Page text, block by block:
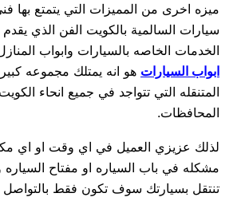
ميزه اخرى من المميزات التي يتمتع بها
سيارات السالمية بالكويت الفن الذي
الخدمات الخاصه بالسيارات وابواب
ابواب السيارات هو انه يمتلك مجموعه
المتنقله التي تتواجد في جميع انحاء
المحافظات.
لذلك عزيزي العميل في اي وقت او اي
مشكله في باب السياره او مفتاح السياره
تنتقل بسيارتك سوف تكون فقط بالتواصل